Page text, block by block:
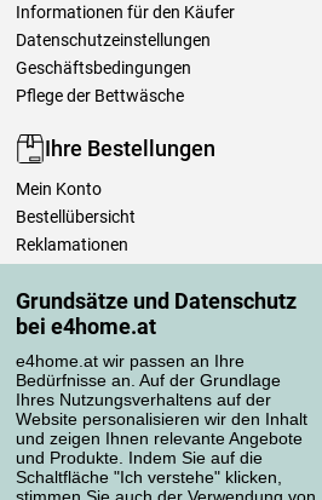
Grundsätze und Datenschutz
bei e4home.at
e4home.at wir passen an Ihre
Bedürfnisse an. Auf der Grundlage
Ihres Nutzungsverhaltens auf der
Website personalisieren wir den Inhalt
und zeigen Ihnen relevante Angebote
und Produkte. Indem Sie auf die
Schaltfläche "Ich verstehe" klicken,
Informationen für den Käufer
Datenschutzeinstellungen
Geschäftsbedingungen
Pflege der Bettwäsche
Ihre Bestellungen
Mein Konto
Bestellübersicht
Reklamationen
Einfach mehr wissen
Richtlinien zur Verarbeitung von
Transportarten
Zahlungsmethoden